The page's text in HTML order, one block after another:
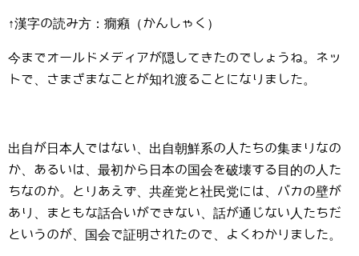
↑漢字の読み方：癇癪（かんしゃく）
今までオールドメディアが隠してきたのでしょうね。ネッ
トで、さまざまなことが知れ渡ることになりました。
出自が日本人ではない、出自朝鮮系の人たちの集まりなの
か、あるいは、最初から日本の国会を破壊する目的の人た
ちなのか。とりあえず、共産党と社民党には、バカの壁が
あり、まともな話合いができない、話が通じない人たちだ
というのが、国会で証明されたので、よくわかりました。